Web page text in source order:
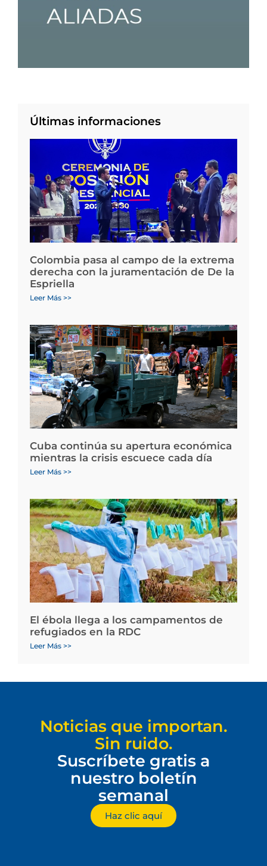
Últimas informaciones
Colombia pasa al campo de la extrema
derecha con la juramentación de De la
Espriella
Leer Más >>
Cuba continúa su apertura económica
mientras la crisis escuece cada día
Leer Más >>
El ébola llega a los campamentos de
refugiados en la RDC
Leer Más >>
Noticias que importan.
Sin ruido.
Suscríbete gratis a
nuestro boletín
semanal
Haz clic aquí